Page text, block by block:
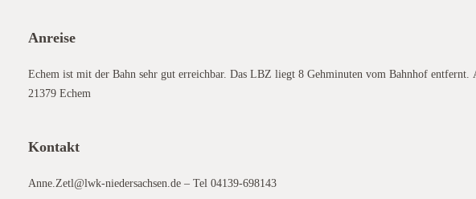
Anreise
Echem ist mit der Bahn sehr gut erreichbar. Das LBZ liegt 8 Gehminuten vom Bahnhof entfernt.
21379 Echem
Kontakt
Anne.Zetl@lwk-niedersachsen.de – Tel 04139-698143